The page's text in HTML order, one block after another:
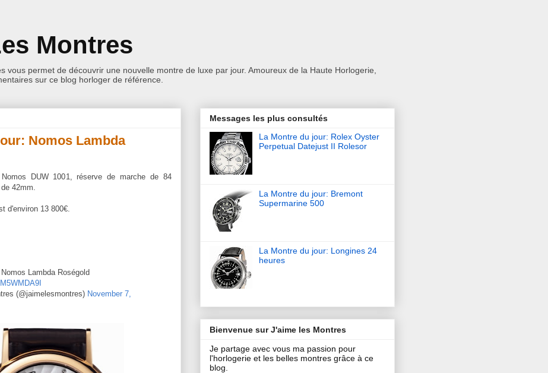
Montres
vous permet de découvrir une nouvelle montre de luxe par jour. Amoureux de la Haute Horlogerie,
sur ce blog horloger de référence.
Nomos Lambda
DUW 1001, réserve de marche de 84
42mm.
d'environ 13 800€.
Lambda Roségold
(@jaimelesmontres) November 7,
Messages les plus consultés
La Montre du jour: Rolex Oyster
Perpetual Datejust II Rolesor
La Montre du jour: Bremont
Supermarine 500
La Montre du jour: Longines 24
heures
Bienvenue sur J'aime les Montres
Je partage avec vous ma passion pour
l'horlogerie et les belles montres grâce à ce
blog.